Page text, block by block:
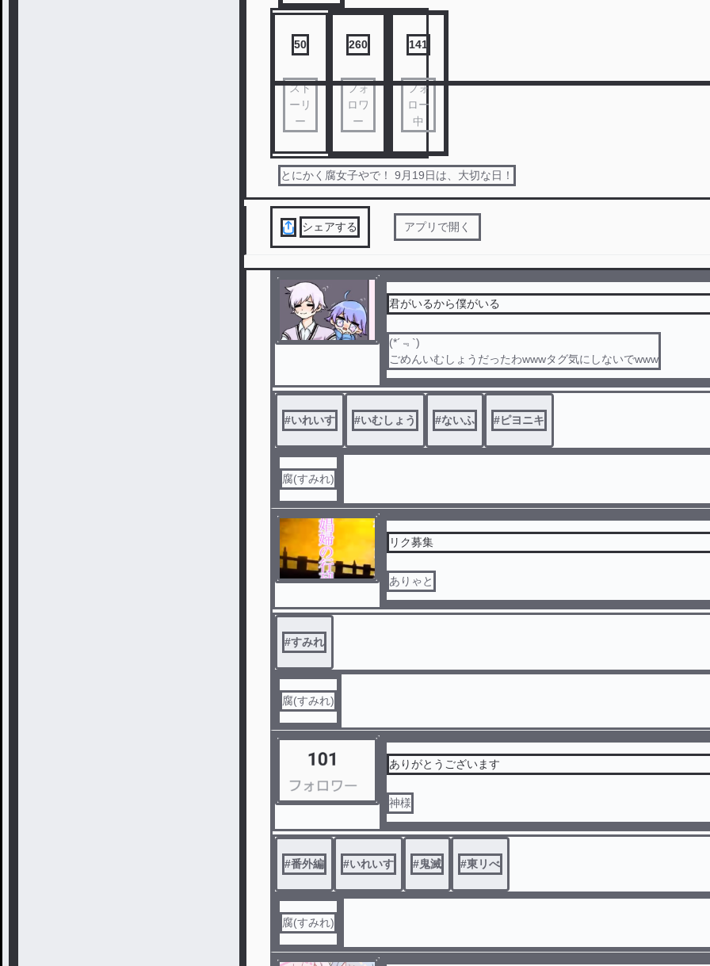
50
スト
ーリ
ー
260
フォ
ロワ
ー
141
フォ
ロー
中
とにかく腐女子やで！ 9月19日は、大切な日！
シェアする アプリで開く
君がいるから僕がいる
(*´﹃`)
ごめんいむしょうだったわwwwタグ気にしないでwww
#いれいす #いむしょう #ないふ #ピヨニキ
腐(すみれ)
リク募集
ありゃと
#すみれ
腐(すみれ)
ありがとうございます
神様
#番外編 #いれいす #鬼滅 #東リべ
腐(すみれ)